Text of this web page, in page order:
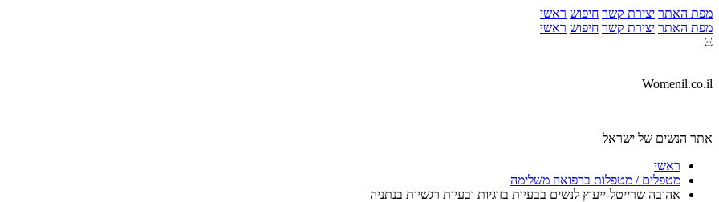
מפת האתר יצירת קשר חיפוש ראשי
מפת האתר יצירת קשר חיפוש ראשי
Ξ
Womenil.co.il
אתר הנשים של ישראל
ראשי
מטפלים / מטפלות ברפואה משלימה
אהובה שרייטל-ייעוץ לנשים בבעיות בזוגיות ובעיות רגשיות בנתניה